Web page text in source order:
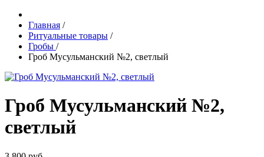
Главная /
Ритуальные товары /
Гробы /
Гроб Мусульманский №2, светлый
Гроб Мусульманский №2,
светлый